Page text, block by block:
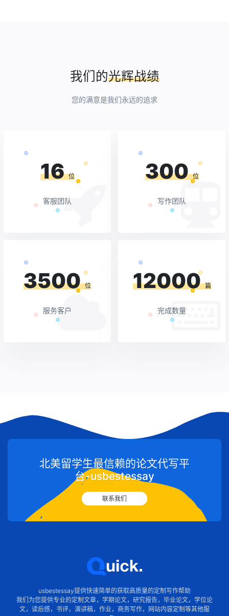
我们的光辉战绩
您的满意是我们永远的追求
16 位
客服团队
300 位
写作团队
3500 位
服务客户
12000 篇
完成数量
北美留学生最信赖的论文代写平
台-usbestessay
联系我们
usbestessay提供快速简单的获取高质量的定制写作帮助
我们为您提供专业的定制文章，学期论文，研究报告，毕业论文，学位论
文，读后感，书评，演讲稿，作业，商务写作，网站内容定制等其他服